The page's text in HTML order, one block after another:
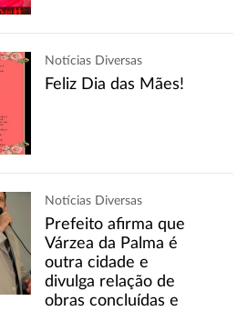
Notícias Diversas
Feliz Dia das Mães!
Notícias Diversas
Prefeito afirma que
Várzea da Palma é
outra cidade e
divulga relação de
obras concluídas e